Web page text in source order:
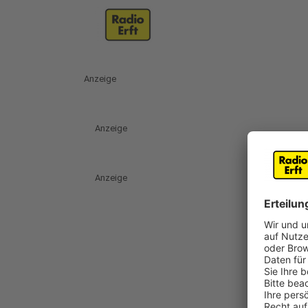
Anzeige
Anzeige
Anzeige